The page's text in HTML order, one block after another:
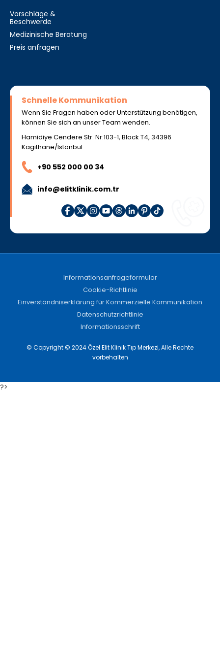
Vorschläge &
Beschwerde
Medizinische Beratung
Preis anfragen
Schnelle Kommunikation
Wenn Sie Fragen haben oder Unterstützung benötigen,
können Sie sich an unser Team wenden.
Hamidiye Cendere Str. Nr:103-1, Block T4, 34396
Kağıthane/Istanbul
+90 552 000 00 34
info@elitklinik.com.tr
Informationsanfrageformular
Cookie-Richtlinie
Einverständniserklärung für Kommerzielle Kommunikation
Datenschutzrichtlinie
Informationsschrift
© Copyright © 2024 Özel Elit Klinik Tıp Merkezi, Alle Rechte
vorbehalten
?>